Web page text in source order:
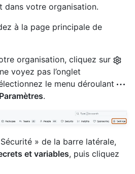
dans votre organisation.
à la page principale de
organisation, cliquez sur
voyez pas l’onglet
le menu déroulant
Paramètres.
» de la barre latérale,
et variables, puis cliquez